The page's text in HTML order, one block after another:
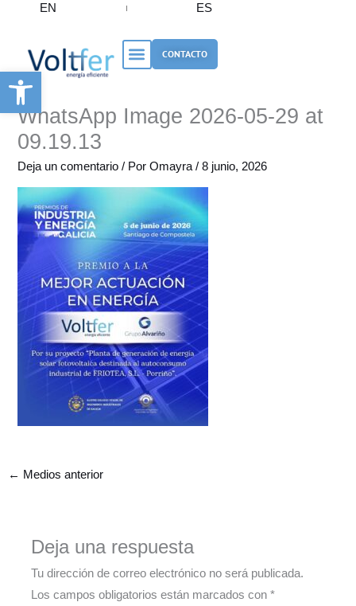
Abrir barra de herramientas
contenido
EN ES
CONTACTO
WhatsApp Image 2026-05-29 at
09.19.13
Deja un comentario / PorOmayra/8 junio, 2026
← Medios anterior
Deja una respuesta
Tu dirección de correo electrónico no será publicada.
Los campos obligatorios están marcados con*